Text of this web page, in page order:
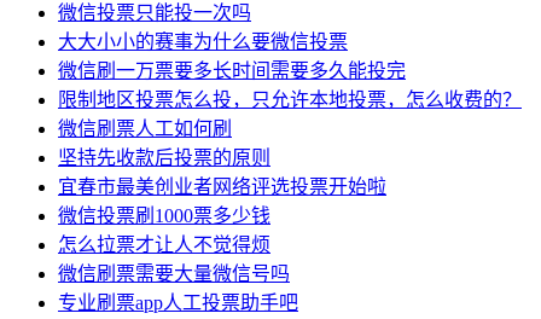
微信投票只能投一次吗
大大小小的赛事为什么要微信投票
微信刷一万票要多长时间需要多久能投完
限制地区投票怎么投，只允许本地投票，怎么收费的？
微信刷票人工如何刷
坚持先收款后投票的原则
宜春市最美创业者网络评选投票开始啦
微信投票刷1000票多少钱
怎么拉票才让人不觉得烦
微信刷票需要大量微信号吗
专业刷票app人工投票助手吧